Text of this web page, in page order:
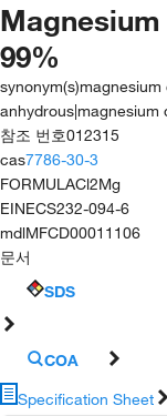
99%
synonym(s)magnesium
anhydrous|magnesium
참조 번호012315
cas7786-30-3
FORMULACl2Mg
EINECS232-094-6
mdlMFCD00011106
문서
SDS
COA
Specification Sheet